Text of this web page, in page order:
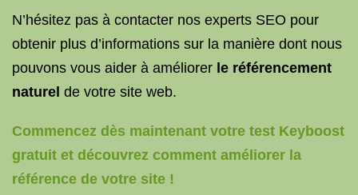
N’hésitez pas à contacter nos experts SEO pour
obtenir plus d’informations sur la manière dont nous
pouvons vous aider à améliorer le référencement
naturel de votre site web.
Commencez dès maintenant votre test Keyboost
gratuit et découvrez comment améliorer la
référence de votre site !